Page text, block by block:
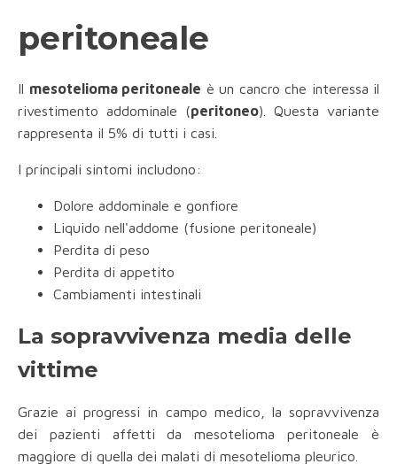
peritoneale
Il mesotelioma peritoneale è un cancro che interessa il
rivestimento addominale (peritoneo). Questa variante
rappresenta il 5% di tutti i casi.
I principali sintomi includono:
Dolore addominale e gonfiore
Liquido nell'addome (fusione peritoneale)
Perdita di peso
Perdita di appetito
Cambiamenti intestinali
La sopravvivenza media delle
vittime
Grazie ai progressi in campo medico, la sopravvivenza
dei pazienti affetti da mesotelioma peritoneale è
maggiore di quella dei malati di mesotelioma pleurico.